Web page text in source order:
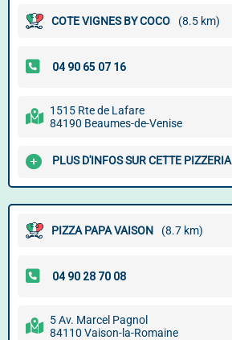
COTE VIGNES BY COCO (8.5 km)
1515 Rte de Lafare
84190 Beaumes-de-Venise
PLUS D'INFOS SUR CETTE PIZZERIA
PIZZA PAPA VAISON (8.7 km)
5 Av. Marcel Pagnol
84110 Vaison-la-Romaine